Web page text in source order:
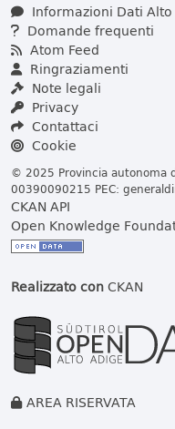
Informazioni Dati
Domande frequenti
Atom Feed
Ringraziamenti
Note legali
Privacy
Contattaci
Cookie
© 2025 Provincia autonoma
00390090215 PEC:
CKAN API
Open Knowledge
Realizzato conCKAN
AREA RISERVATA